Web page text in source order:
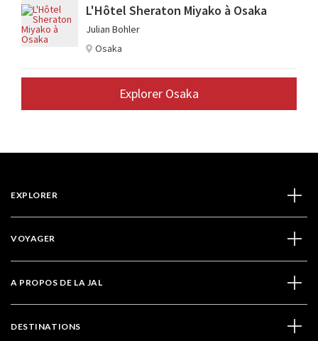
L'Hôtel Sheraton Miyako à Osaka
Julian Bohler
Osaka
Explorer Osaka
EXPLORER
VOYAGER
A PROPOS DE LA JAL
DESTINATIONS